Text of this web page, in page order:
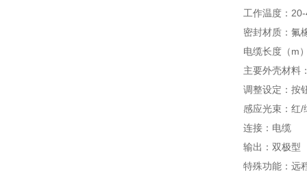
工作温度：
密封材质：氟
电缆长度（m
主要外壳材料
调整设定：按
感应光束：红/
连接：电缆
输出：双极型
特殊功能：远